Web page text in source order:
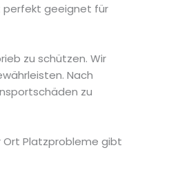
perfekt geeignet für
zu schützen. Wir
Nach
zu
Platzprobleme gibt